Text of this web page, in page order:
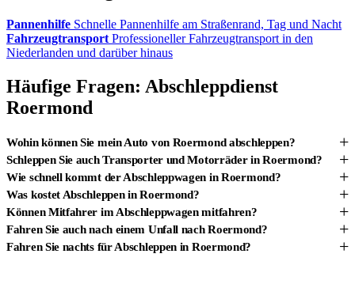
Pannenhilfe Schnelle Pannenhilfe am Straßenrand, Tag und Nacht
Fahrzeugtransport Professioneller Fahrzeugtransport in den
Niederlanden und darüber hinaus
Häufige Fragen: Abschleppdienst
Roermond
Wohin können Sie mein Auto von Roermond abschleppen? +
Schleppen Sie auch Transporter und Motorräder in Roermond? +
Wie schnell kommt der Abschleppwagen in Roermond? +
Was kostet Abschleppen in Roermond? +
Können Mitfahrer im Abschleppwagen mitfahren? +
Fahren Sie auch nach einem Unfall nach Roermond? +
Fahren Sie nachts für Abschleppen in Roermond? +